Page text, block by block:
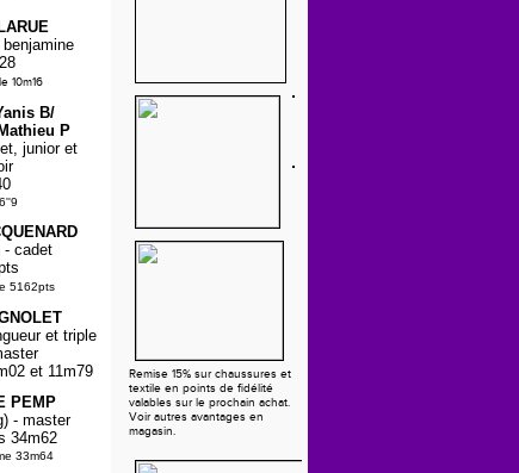
10m16
B/
P
junior et
- cadet
5162pts
et triple
et 11m79
PEMP
- master
34m62
33m64
Remise 15% sur chaussures et
textile en points de fidélité
valables sur le prochain achat.
Voir autres avantages en
magasin.